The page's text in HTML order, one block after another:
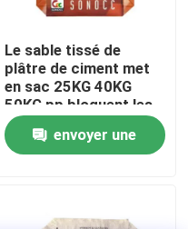
Le sable tissé de
plâtre de ciment met
en sac 25KG 40KG
50KG pp bloquent les
sacs inférieurs de
valve
envoyer une